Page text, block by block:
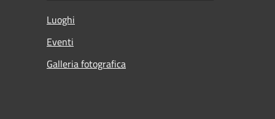
Luoghi
Eventi
Galleria fotografica